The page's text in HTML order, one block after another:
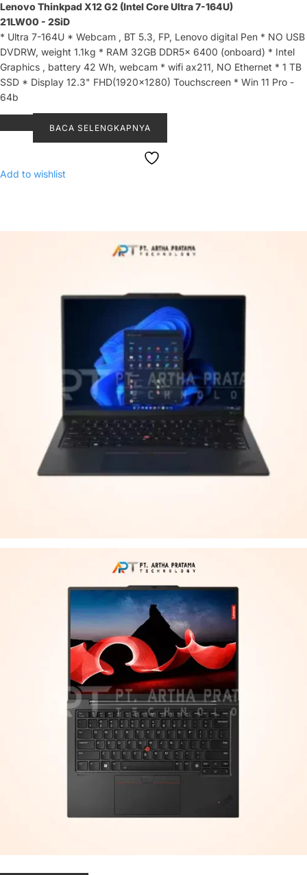
Lenovo Thinkpad X12 G2 (Intel Core Ultra 7-164U)
21LW00 - 2SiD
* Ultra 7-164U * Webcam , BT 5.3, FP, Lenovo digital Pen * NO USB
DVDRW, weight 1.1kg * RAM 32GB DDR5x 6400 (onboard) * Intel
Graphics , battery 42 Wh, webcam * wifi ax211, NO Ethernet * 1 TB
SSD * Display 12.3" FHD(1920x1280) Touchscreen * Win 11 Pro -
64b
BACA SELENGKAPNYA
Add to wishlist